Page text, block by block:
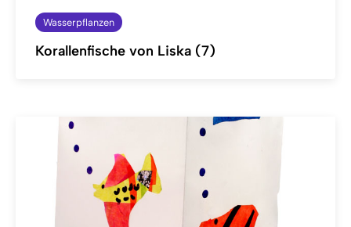
Wasserpflanzen
Korallenfische von Liska (7)